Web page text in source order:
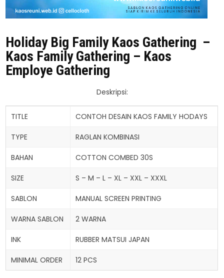
Holiday Big Family Kaos Gathering –
Kaos Family Gathering – Kaos
Employe Gathering
Deskripsi:
TITLE CONTOH DESAIN KAOS FAMILY HODAYS
TYPE RAGLAN KOMBINASI
BAHAN COTTON COMBED 30S
SIZE S – M – L – XL – XXL – XXXL
SABLON MANUAL SCREEN PRINTING
WARNA SABLON 2 WARNA
INK RUBBER MATSUI JAPAN
MINIMAL ORDER 12 PCS